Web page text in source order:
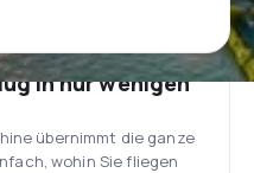
in nur wenigen
übernimmt die ganze
wohin Sie fliegen